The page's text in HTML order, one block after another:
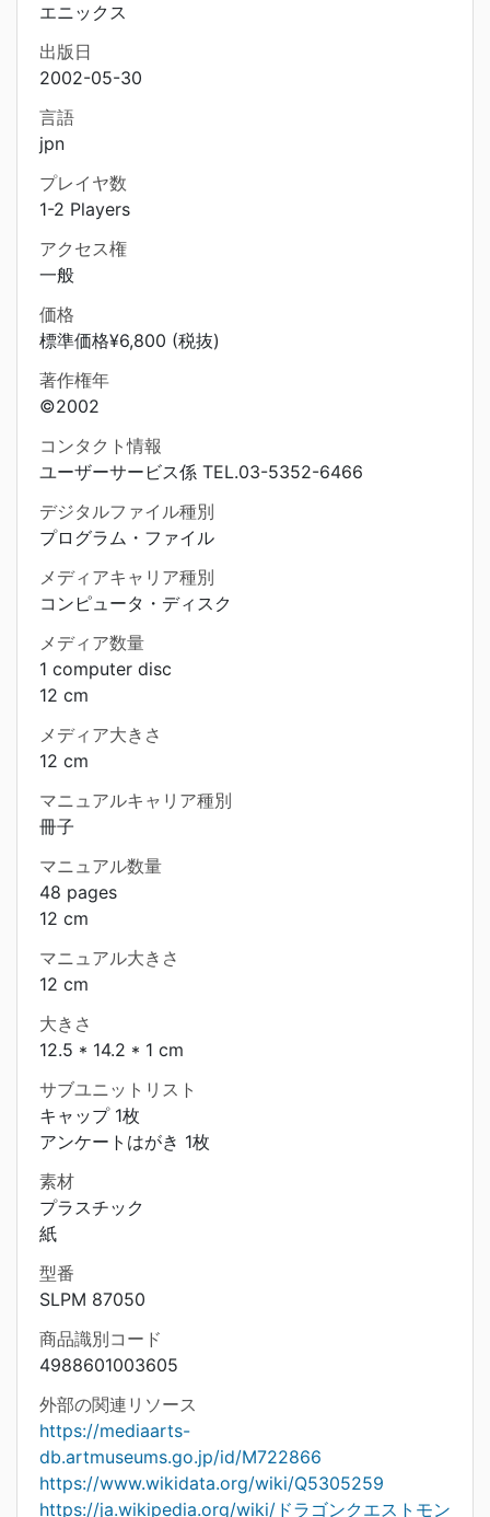
エニックス
出版日
2002-05-30
言語
jpn
プレイヤ数
1-2 Players
アクセス権
一般
価格
標準価格¥6,800 (税抜)
著作権年
©2002
コンタクト情報
ユーザーサービス係 TEL.03-5352-6466
デジタルファイル種別
プログラム・ファイル
メディアキャリア種別
コンピュータ・ディスク
メディア数量
1 computer disc
12 cm
メディア大きさ
12 cm
マニュアルキャリア種別
冊子
マニュアル数量
48 pages
12 cm
マニュアル大きさ
12 cm
大きさ
12.5 * 14.2 * 1 cm
サブユニットリスト
キャップ 1枚
アンケートはがき 1枚
素材
プラスチック
紙
型番
SLPM 87050
商品識別コード
4988601003605
外部の関連リソース
https://mediaarts-
db.artmuseums.go.jp/id/M722866
https://www.wikidata.org/wiki/Q5305259
https://ja.wikipedia.org/wiki/ドラゴンクエストモン